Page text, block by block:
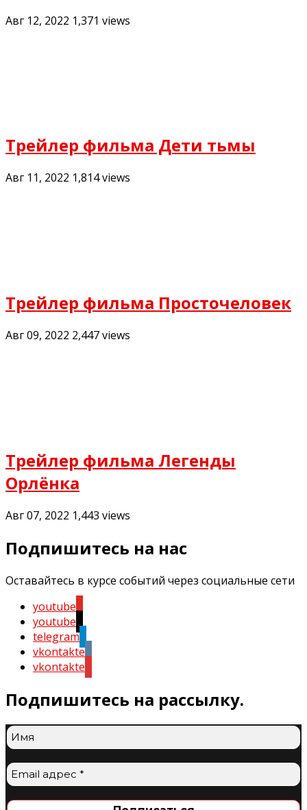
Авг 12, 2022 1,371 views
Трейлер фильма Дети тьмы
Авг 11, 2022 1,814views
Трейлер фильма Просточеловек
Авг 09, 2022 2,447views
Трейлер фильма Легенды
Орлёнка
Авг 07, 2022 1,443 views
Подпишитесь на нас
Оставайтесь в курсе событий через социальные сети
youtube
youtube
telegram
vkontakte
vkontakte
Подпишитесь на рассылку.